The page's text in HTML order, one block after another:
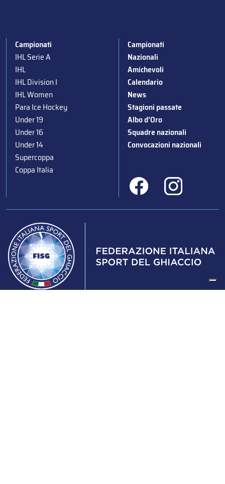
Campionati
IHL Serie A
IHL
IHL Division I
IHL Women
Para Ice Hockey
Under 19
Under 16
Under 14
Supercoppa
Coppa Italia
Campionati
Nazionali
Amichevoli
Calendario
News
Stagioni passate
Albo d’Oro
Squadre nazionali
Convocazioni nazionali